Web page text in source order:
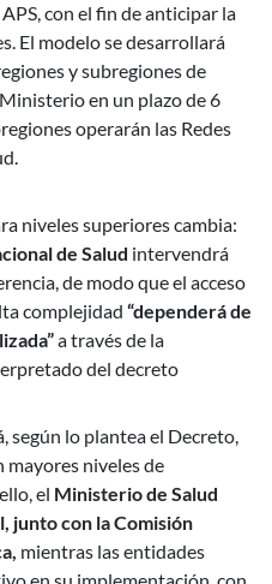
con el fin de anticipar la
El modelo se desarrollará
y subregiones de
en un plazo de 6
operarán las Redes
niveles superiores cambia:
de Salud intervendrá
de modo que el acceso
complejidad “dependerá de
a través de la
del decreto
según lo plantea el Decreto,
niveles de
el Ministerio de Salud
junto con la Comisión
mientras las entidades